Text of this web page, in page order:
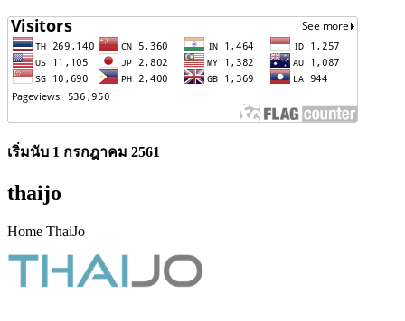
เริ่มนับ 1 กรกฎาคม 2561
thaijo
Home ThaiJo